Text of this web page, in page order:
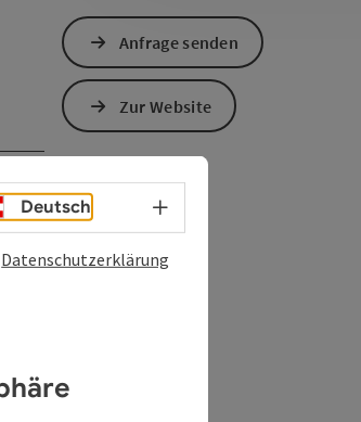
Anfrage senden
Zur Website
Deutsch Sprachwahl - Menü öffnen
Datenschutzerklärung